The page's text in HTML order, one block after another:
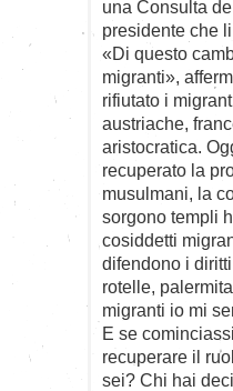
una Consulta
presidente che
«Di questo
migranti»,
rifiutato i
austriache,
aristocratica.
recuperato la
musulmani, la
sorgono templi
cosiddetti
difendono i
rotelle,
migranti io mi
E se
recuperare il
sei? Chi hai